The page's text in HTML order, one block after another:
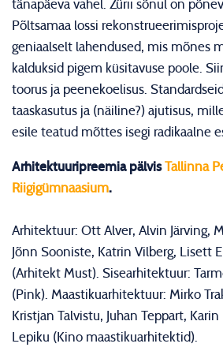
tänapäeva vahel. Žürii sõnul on
Põltsamaa lossi
geniaalselt lahendused, mis mõnes
kalduksid pigem küsitavuse poole.
toorus ja peenekoelisus.
taaskasutus ja (näiline?) ajutisus,
esile teatud mõttes isegi radikaalne
Arhitektuuripreemia pälvisTallinna
Riigigümnaasium.
Arhitektuur: Ott Alver, Alvin Järving,
Jõnn Sooniste, Katrin Vilberg, Lisett
(Arhitekt Must). Sisearhitektuur:
(Pink). Maastikuarhitektuur: Mirko
Kristjan Talvistu, Juhan Teppart,
Lepiku (Kino maastikuarhitektid).